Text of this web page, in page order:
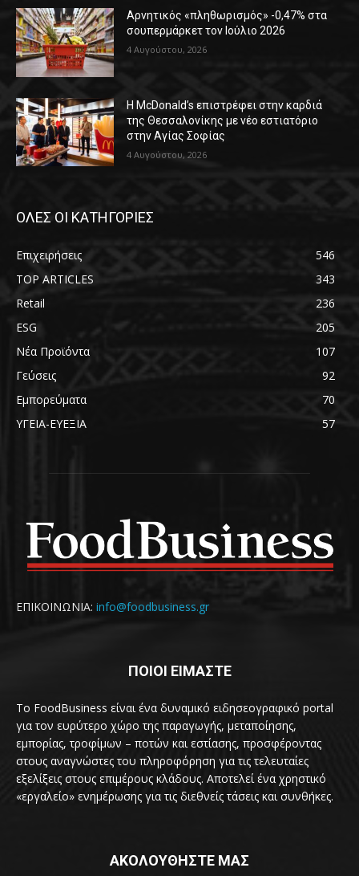
Αρνητικός «πληθωρισμός» -0,47% στα
σουπερμάρκετ τον Ιούλιο 2026
4 Αυγούστου, 2026
Η McDonald’s επιστρέφει στην καρδιά
της Θεσσαλονίκης με νέο εστιατόριο
στην Αγίας Σοφίας
4 Αυγούστου, 2026
ΟΛΕΣ ΟΙ ΚΑΤΗΓΟΡΙΕΣ
Επιχειρήσεις
546
TOP ARTICLES
343
Retail
236
ESG
205
Νέα Προϊόντα
107
Γεύσεις
92
Εμπορεύματα
70
ΥΓΕΙΑ-ΕΥΕΞΙΑ
57
ΕΠΙΚΟΙΝΩΝΙΑ: info@foodbusiness.gr
ΠΟΙΟΙ ΕΙΜΑΣΤΕ
Το FoodBusiness είναι ένα δυναμικό ειδησεογραφικό portal
για τον ευρύτερο χώρο της παραγωγής, μεταποίησης,
εμπορίας, τροφίμων – ποτών και εστίασης, προσφέροντας
στους αναγνώστες του πληροφόρηση για τις τελευταίες
εξελίξεις στους επιμέρους κλάδους. Αποτελεί ένα χρηστικό
«εργαλείο» ενημέρωσης για τις διεθνείς τάσεις και συνθήκες.
ΑΚΟΛΟΥΘΗΣΤΕ ΜΑΣ